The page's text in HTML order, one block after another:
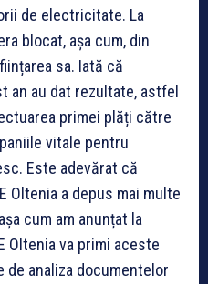
de electricitate. La
blocat, așa cum, din
sa. Iată că
an au dat rezultate, astfel
primei plăți către
vitale pentru
Este adevărat că
Oltenia a depus mai multe
cum am anunțat la
Oltenia va primi aceste
analiza documentelor